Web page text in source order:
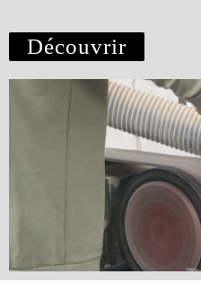
Découvrir